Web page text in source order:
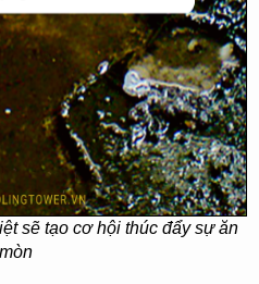
sẽ tạo cơ hội thúc đẩy sự ăn
mòn